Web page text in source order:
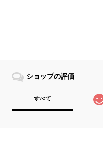
ショップの評価
すべて